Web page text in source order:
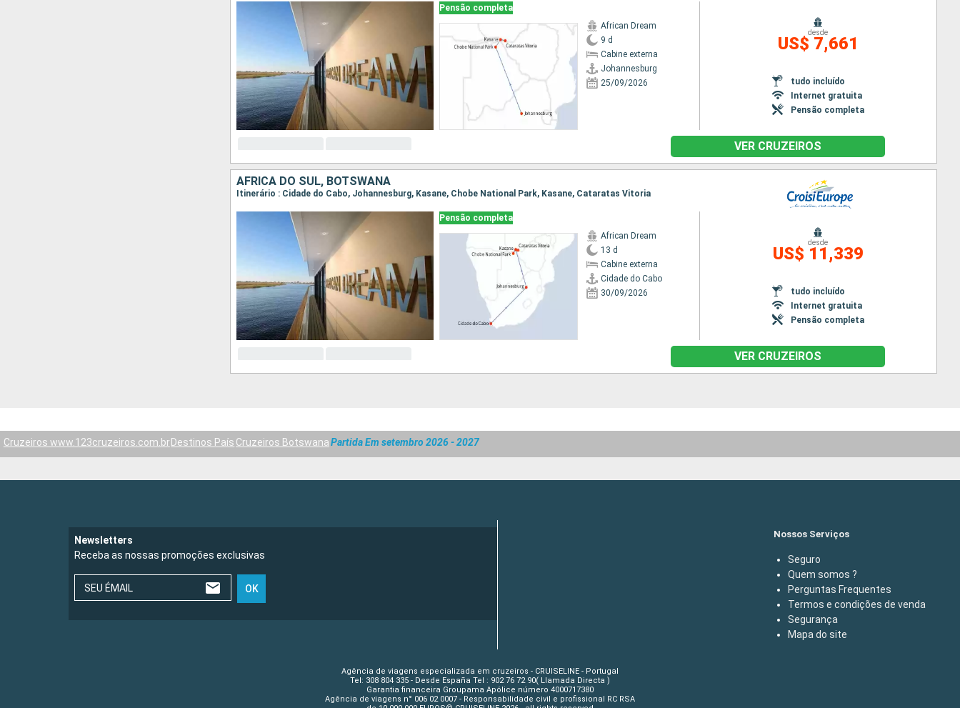
Pensão completa
African Dream
9 d
Cabine externa
Johannesburg
25/09/2026
desde
US$ 7,661
tudo incluído
Internet gratuita
Pensão completa
VER CRUZEIROS
AFRICA DO SUL, BOTSWANA
Itinerário : Cidade do Cabo, Johannesburg, Kasane, Chobe National Park, Kasane, Cataratas Vitoria
Pensão completa
African Dream
13 d
Cabine externa
Cidade do Cabo
30/09/2026
desde
US$ 11,339
tudo incluído
Internet gratuita
Pensão completa
VER CRUZEIROS
Cruzeiros www.123cruzeiros.com.br Destinos País Cruzeiros BotswanaPartida Em setembro 2026 - 2027
Newsletters
Receba as nossas promoções exclusivas
SEU ÉMAIL OK
Nossos Serviços
Seguro
Quem somos ?
Perguntas Frequentes
Termos e condições de venda
Segurança
Mapa do site
Agência de viagens especializada em cruzeiros - CRUISELINE - Portugal
Tel: 308 804 335 - Desde España Tel : 902 76 72 90( Llamada Directa )
Garantia financeira Groupama Apólice número 4000717380
Agência de viagens n° 006 02 0007 - Responsabilidade civil e profissional RC RSA